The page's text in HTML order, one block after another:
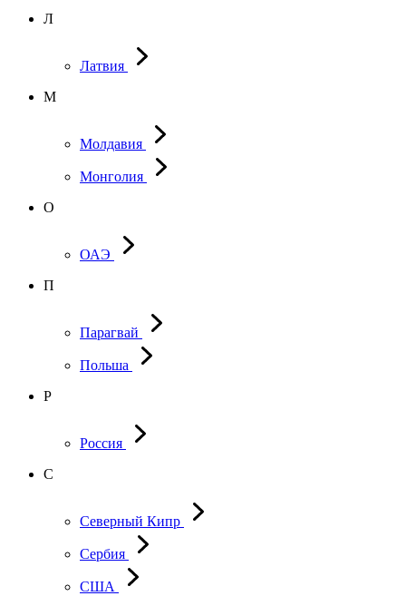
Л
Латвия
М
Молдавия
Монголия
О
ОАЭ
П
Парагвай
Польша
Р
Россия
С
Северный Кипр
Сербия
США